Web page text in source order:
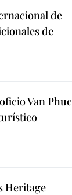
de
de
Van Phuc
Heritage